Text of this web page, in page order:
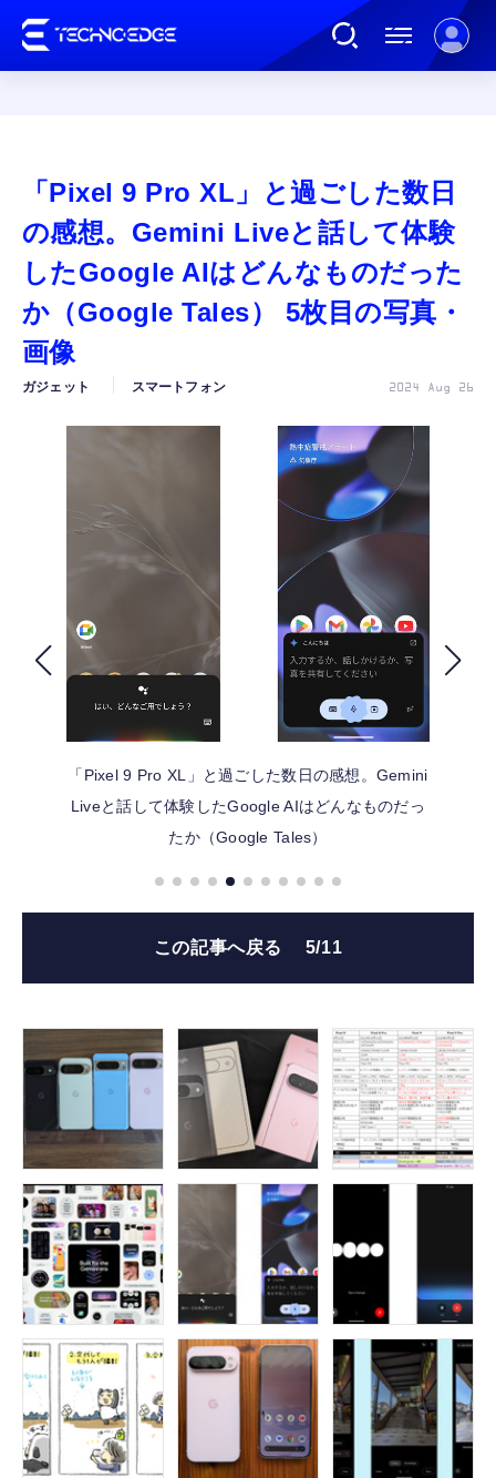
AI
ガジェット
カルチャー
「Pixel 9 Pro XL」と過ごした数日
の感想。Gemini Liveと話して体験
したGoogle AIはどんなものだった
か（Google Tales） 5枚目の写真・
画像
ガジェット スマートフォン 2024 Aug 26
「Pixel 9 Pro XL」と過ごした数日の感想。Gemini
Liveと話して体験したGoogle AIはどんなものだっ
たか（Google Tales）
この記事へ戻る 5/11